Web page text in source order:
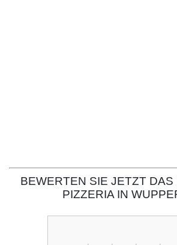
BEWERTEN SIE JETZT DAS
PIZZERIA IN